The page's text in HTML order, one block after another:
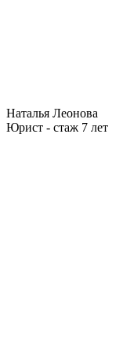
Наталья Леонова
Юрист - стаж 7 лет